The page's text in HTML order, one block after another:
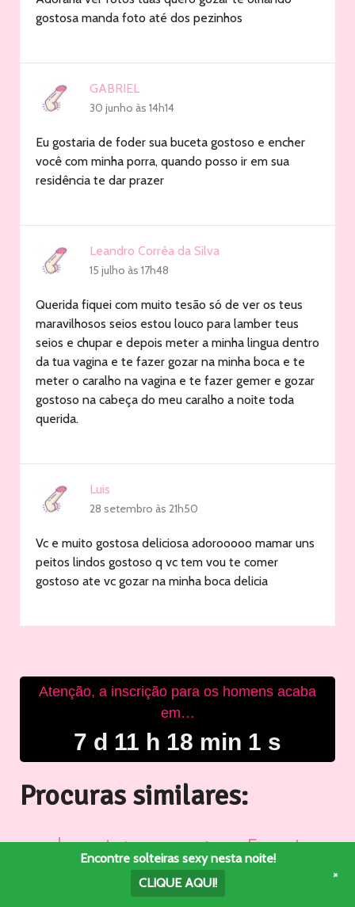
gostosa manda foto até dos pezinhos
GABRIEL
30 junho às 14h14
Eu gostaria de foder sua buceta gostoso e encher
você com minha porra, quando posso ir em sua
residência te dar prazer
Leandro Corrêa da Silva
15 julho às 17h48
Querida fiquei com muito tesão só de ver os teus
maravilhosos seios estou louco para lamber teus
seios e chupar e depois meter a minha lingua dentro
da tua vagina e te fazer gozar na minha boca e te
meter o caralho na vagina e te fazer gemer e gozar
gostoso na cabeça do meu caralho a noite toda
querida.
Luis
28 setembro às 21h50
Vc e muito gostosa deliciosa adorooooo mamar uns
peitos lindos gostoso q vc tem vou te comer
gostoso ate vc gozar na minha boca delicia
Atenção, a inscrição para os homens acaba
em…
7 d 11 h 17 min 60 s
Procuras similares:
boquete buceta coroa fogosa Encontros
encontros picantes linda Loira gostosa
Morenas tesudas Mulheres gostosas
Encontre solteiras sexy nesta noite!
CLIQUE AQUI!
+